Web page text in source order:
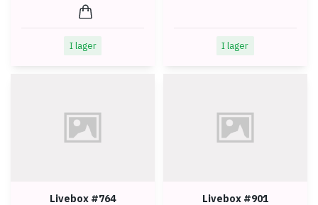
I lager I lager
Livebox #764
Livebox #901